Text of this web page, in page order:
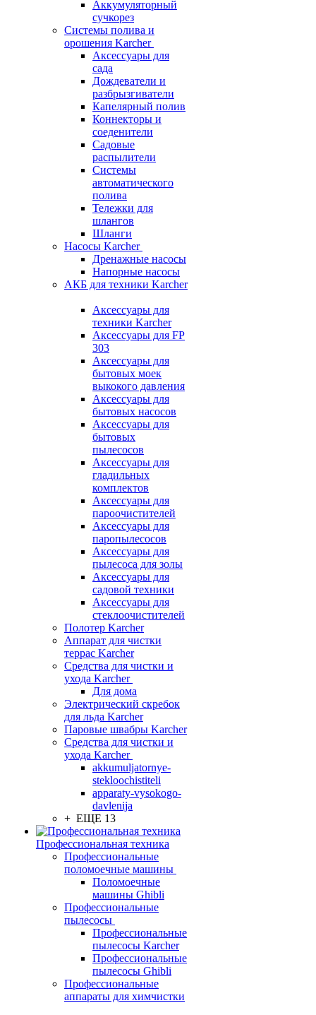
Аккумуляторный
сучкорез
Системы полива и
орошения Karcher
Аксессуары для
сада
Дождеватели и
разбрызгиватели
Капелярный полив
Коннекторы и
соеденители
Садовые
распылители
Системы
автоматического
полива
Тележки для
шлангов
Шланги
Насосы Karcher
Дренажные насосы
Напорные насосы
АКБ для техники Karcher
Аксессуары для
техники Karcher
Аксессуары для FP
303
Аксессуары для
бытовых моек
выкокого давления
Аксессуары для
бытовых насосов
Аксессуары для
бытовых
пылесосов
Аксессуары для
гладильных
комплектов
Аксессуары для
пароочистителей
Аксессуары для
паропылесосов
Аксессуары для
пылесоса для золы
Аксессуары для
садовой техники
Аксессуары для
стеклоочистителей
Полотер Karcher
Аппарат для чистки
террас Karcher
Средства для чистки и
ухода Karcher
Для дома
Электрический скребок
для льда Karcher
Паровые швабры Karcher
Средства для чистки и
ухода Karcher
akkumuljatornye-
stekloochistiteli
apparaty-vysokogo-
davlenija
+ ЕЩЕ 13
Профессиональная техника
Профессиональные
поломоечные машины
Поломоечные
машины Ghibli
Профессиональные
пылесосы
Профессиональные
пылесосы Karcher
Профессиональные
пылесосы Ghibli
Профессиональные
аппараты для химчистки